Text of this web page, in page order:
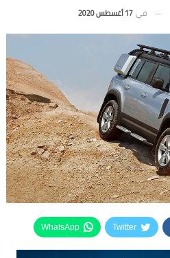
في 17 أغسطس 2020
Twitter
WhatsApp